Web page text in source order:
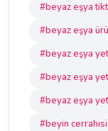
#beyaz eşya
#beyaz eşya
#beyaz eşya
#beyaz eşya
#beyaz eşya
#beyin